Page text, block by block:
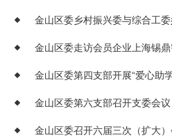
金山区委乡村振兴委与综合工
金山区委走访会员企业上海锡
金山区委第四支部开展“爱心助
金山区委第六支部召开支委会议
金山区委召开六届三次（扩大